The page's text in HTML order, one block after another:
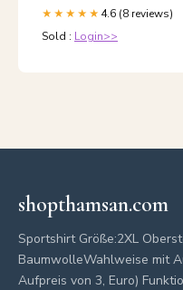
★★★★★ 4.6 (8 reviews)
Sold : Login>>
shopthamsan.com
Sportshirt Größe:2XL
BaumwolleWahlweise mit
Aufpreis von 3, Euro)